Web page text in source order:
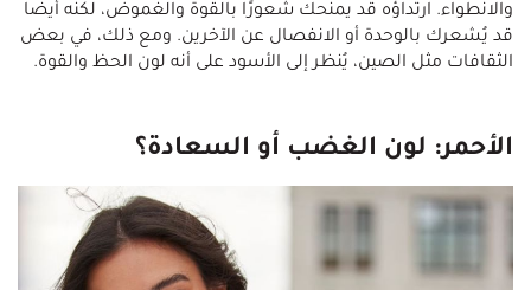
والانطواء. ارتداؤه قد يمنحك شعورًا بالقوة والغموض، لكنه أيضًا
قد يُشعرك بالوحدة أو الانفصال عن الآخرين. ومع ذلك، في بعض
الثقافات مثل الصين، يُنظر إلى الأسود على أنه لون الحظ والقوة.
الأحمر: لون الغضب أو السعادة؟